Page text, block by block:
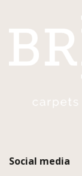
Social media